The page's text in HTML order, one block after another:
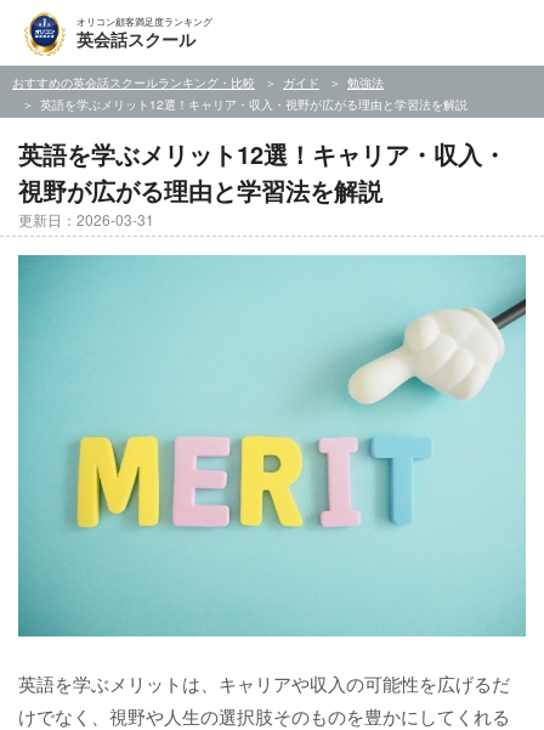
オリコン顧客満足度ランキング
英会話スクール
おすすめの英会話スクールランキング・比較 ガイド
勉強法
英語を学ぶメリット12選！キャリア・収入・視野が広がる理由と学習法を解説
英語を学ぶメリット12選！キャリア・収入・
視野が広がる理由と学習法を解説
更新日：2026-03-31
英語を学ぶメリットは、キャリアや収入の可能性を広げるだ
けでなく、視野や人生の選択肢そのものを豊かにしてくれる